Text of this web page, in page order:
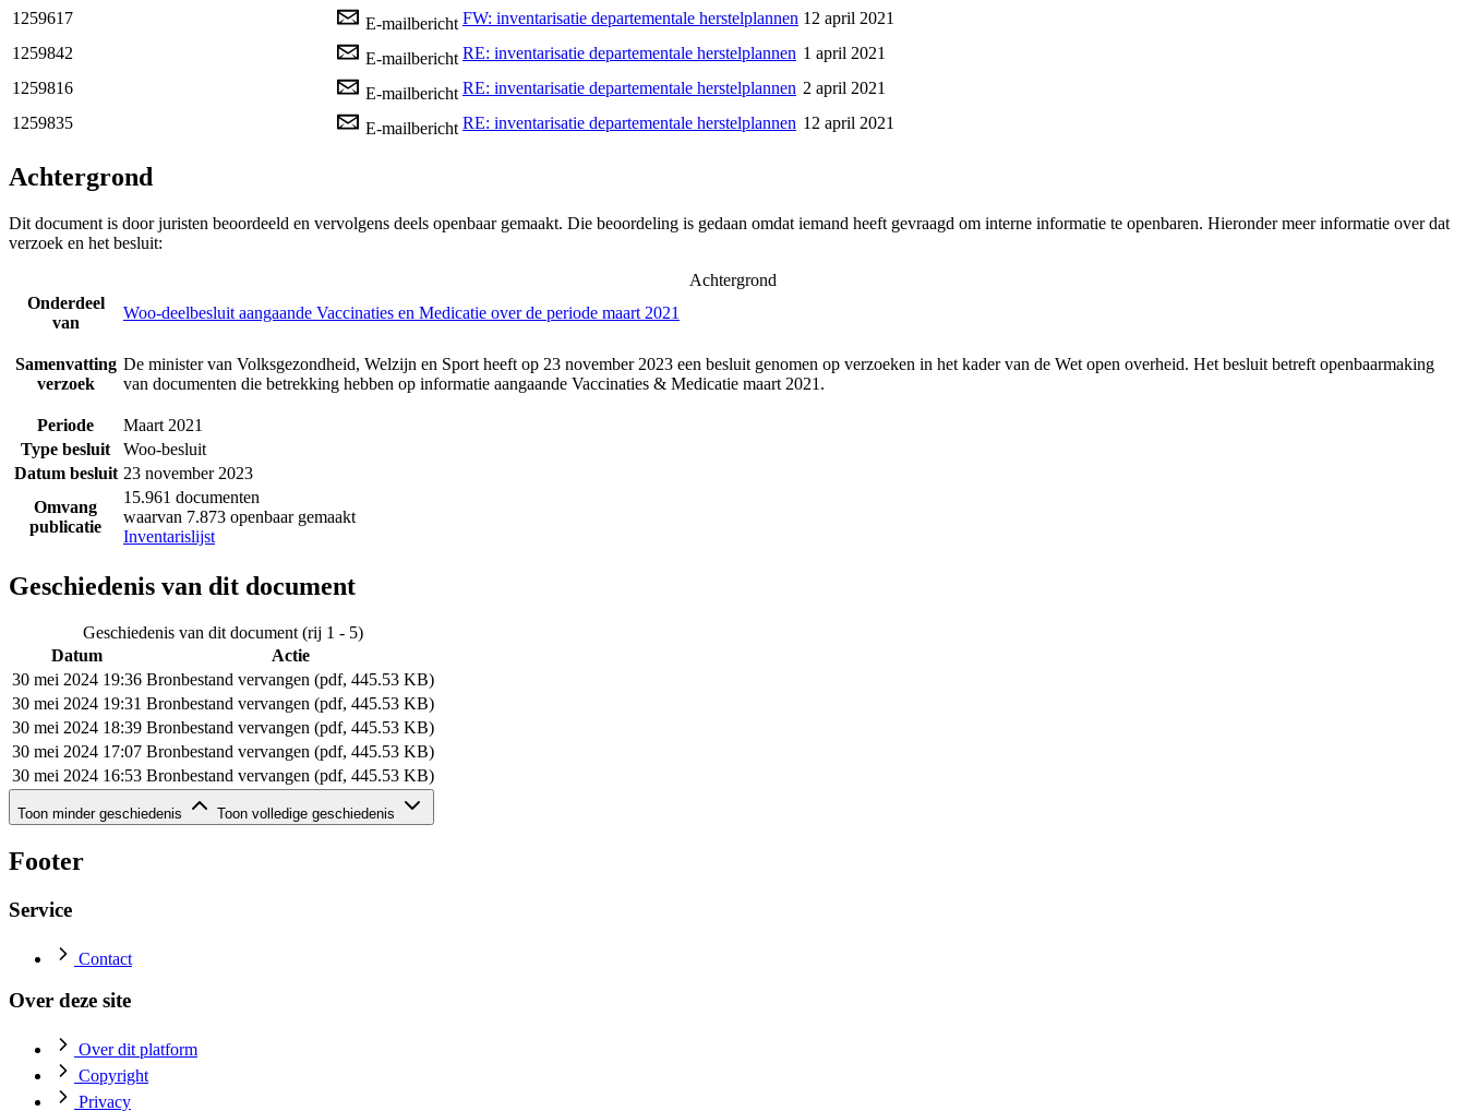
1259617
E-mailbericht FW: inventarisatie departementale herstelplannen 12 april 2021
1259842
E-mailbericht RE: inventarisatie departementale herstelplannen 1 april 2021
1259816
E-mailbericht RE: inventarisatie departementale herstelplannen 2 april 2021
1259835
E-mailbericht RE: inventarisatie departementale herstelplannen 12 april 2021
Achtergrond
Dit document is door juristen beoordeeld en vervolgens deels openbaar gemaakt. Die beoordeling is gedaan omdat iemand heeft gevraagd om interne informatie te openbaren. Hieronder meer informatie over dat
verzoek en het besluit:
Achtergrond
Onderdeel
van
Woo-deelbesluit aangaande Vaccinaties en Medicatie over de periode maart 2021
Samenvatting
verzoek
De minister van Volksgezondheid, Welzijn en Sport heeft op 23 november 2023 een besluit genomen op verzoeken in het kader van de Wet open overheid. Het besluit betreft openbaarmaking
van documenten die betrekking hebben op informatie aangaande Vaccinaties & Medicatie maart 2021.
Periode
Maart 2021
Type besluit
Woo-besluit
Datum besluit 23 november 2023
Omvang
publicatie
15.961 documenten
waarvan 7.873 openbaar gemaakt
Inventarislijst
Geschiedenis van dit document
Geschiedenis van dit document (rij 1 - 5)
Datum
Actie
30 mei 2024 19:36 Bronbestand vervangen (pdf, 445.53 KB)
30 mei 2024 19:31 Bronbestand vervangen (pdf, 445.53 KB)
30 mei 2024 18:39 Bronbestand vervangen (pdf, 445.53 KB)
30 mei 2024 17:07 Bronbestand vervangen (pdf, 445.53 KB)
30 mei 2024 16:53 Bronbestand vervangen (pdf, 445.53 KB)
Geschiedenis van dit document (rij 6 - 7)
Datum
Actie
30 mei 2024 15:07
Toon minder geschiedenis Toon volledige geschiedenis
Footer
Service
Contact
Over deze site
Over dit platform
Copyright
Privacy